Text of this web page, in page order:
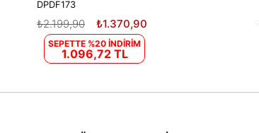
DPDF173
₺1.370,90
₺2.199,90
SEPETTE %20 İNDİRİM
1.096,72 TL